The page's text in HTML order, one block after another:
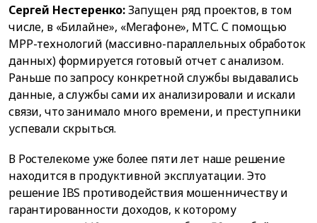
Сергей Нестеренко:Запущен ряд проектов, в том
числе, в «Билайне», «Мегафоне», МТС. С помощью
МРР-технологий (массивно-параллельных обработок
данных) формируется готовый отчет с анализом.
Раньше по запросу конкретной службы выдавались
данные, а службы сами их анализировали и искали
связи, что занимало много времени, и преступники
успевали скрыться.
В Ростелекоме уже более пяти лет наше решение
находится в продуктивной эксплуатации. Это
решение IBS противодействия мошенничеству и
гарантированности доходов, к которому